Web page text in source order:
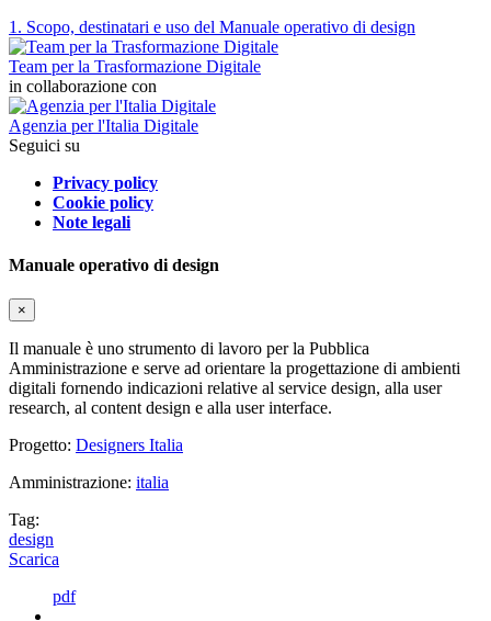
1. Scopo, destinatari e uso del Manuale operativo di design
Team per la Trasformazione Digitale
in collaborazione con
Agenzia per l'Italia Digitale
Seguici su
Privacy policy
Cookie policy
Note legali
Manuale operativo di design
×
Il manuale è uno strumento di lavoro per la Pubblica
Amministrazione e serve ad orientare la progettazione di ambienti
digitali fornendo indicazioni relative al service design, alla user
research, al content design e alla user interface.
Progetto: Designers Italia
Amministrazione: italia
Tag:
design
Scarica
pdf